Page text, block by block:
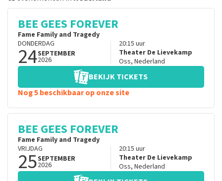
BEE GEES FOREVER
Fame Family and Tragedy
DONDERDAG
24SEPTEMBER
2026
20:15 uur
Theater De Lievekamp
Oss, Nederland
BEKIJK TICKETS
Nog 5 beschikbaar op onze site
BEE GEES FOREVER
Fame Family and Tragedy
VRIJDAG
25SEPTEMBER
2026
20:15 uur
Theater De Lievekamp
Oss, Nederland